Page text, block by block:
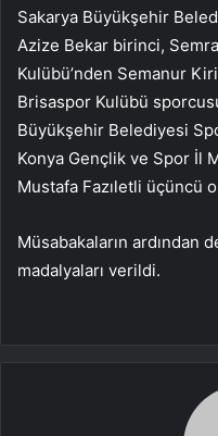
Sakarya Büyükşehir
Azize Bekar birinci,
Kulübü’nden Semanur
Brisaspor Kulübü
Büyükşehir Belediyesi
Konya Gençlik ve Spor İl
Mustafa Fazıletli üçüncü
Müsabakaların ardından
madalyaları verildi.